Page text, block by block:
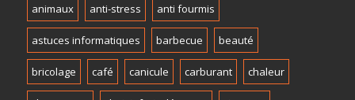
animaux anti-stress anti fourmis
astuces informatiques barbecue beauté
bricolage café canicule carburant chaleur